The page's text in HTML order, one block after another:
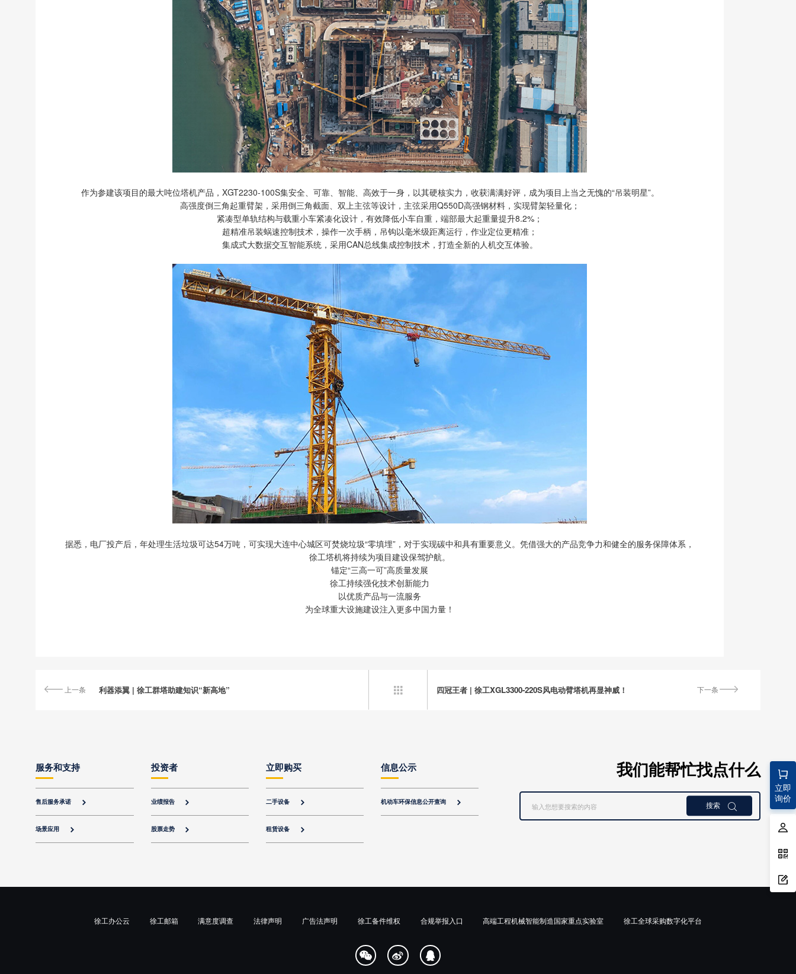
作为参建该项目的最大吨位塔机产品，XGT2230-100S集安全、可靠、智能、高效于一身，以其硬核实力，收获满满好评，成为项目上当之无愧的“吊装明星”。
高强度倒三角起重臂架，采用倒三角截面、双上主弦等设计，主弦采用Q550D高强钢材料，实现臂架轻量化；
紧凑型单轨结构与载重小车紧凑化设计，有效降低小车自重，端部最大起重量提升8.2%；
超精准吊装蜗速控制技术，操作一次手柄，吊钩以毫米级距离运行，作业定位更精准；
集成式大数据交互智能系统，采用CAN总线集成控制技术，打造全新的人机交互体验。
据悉，电厂投产后，年处理生活垃圾可达54万吨，可实现大连中心城区可焚烧垃圾“零填埋”，对于实现碳中和具有重要意义。凭借强大的产品竞争力和健全的服务保障体系，
徐工塔机将持续为项目建设保驾护航。
锚定“三高一可”高质量发展
徐工持续强化技术创新能力
以优质产品与一流服务
为全球重大设施建设注入更多中国力量！
上一条 利器添翼 | 徐工群塔助建知识“新高地” 下一条
四冠王者 | 徐工XGL3300-220S风电动臂塔机再显神威！

立即
询价
服务和支持
售后服务承诺 
场景应用 
投资者
业绩报告 
股票走势 
立即购买
二手设备 
租赁设备 
信息公示
机动车环保信息公开查询 
我们能帮忙找点什么
搜索 
徐工办公云 徐工邮箱 满意度调查 法律声明 广告法声明 徐工备件维权 合规举报入口 高端工程机械智能制造国家重点实验室 徐工全球采购数字化平台
  